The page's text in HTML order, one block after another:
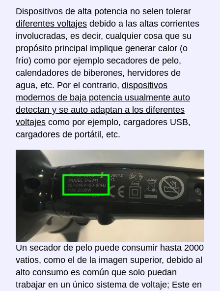
Dispositivos de alta potencia no selen tolerar
diferentes voltajes debido a las altas corrientes
involucradas, es decir, cualquier cosa que su
propósito principal implique generar calor (o
frío) como por ejemplo secadores de pelo,
calendadores de biberones, hervidores de
agua, etc. Por el contrario, dispositivos
modernos de baja potencia usualmente auto
detectan y se auto adaptan a los diferentes
voltajes como por ejemplo, cargadores USB,
cargadores de portátil, etc.
Un secador de pelo puede consumir hasta 2000
vatios, como el de la imagen superior, debido al
alto consumo es común que solo puedan
trabajar en un único sistema de voltaje; Este en